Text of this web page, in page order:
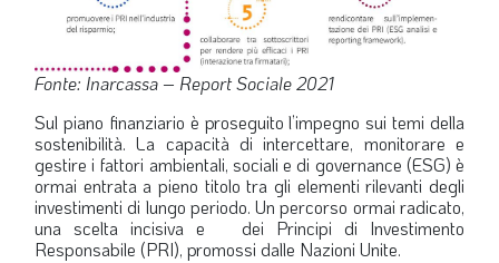
Fonte: Inarcassa – Report Sociale 2021
Sul piano finanziario è proseguito l’impegno sui temi della
sostenibilità. La capacità di intercettare, monitorare e
gestire i fattori ambientali, sociali e di governance (ESG) è
ormai entrata a pieno titolo tra gli elementi rilevanti degli
investimenti di lungo periodo. Un percorso ormai radicato,
una scelta incisiva e dei Principi di Investimento
Responsabile (PRI), promossi dalle Nazioni Unite.